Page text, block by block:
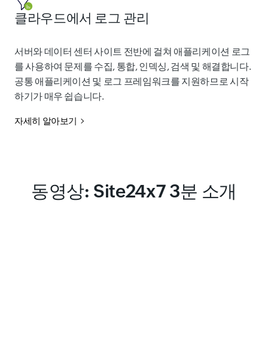
클라우드에서 로그 관리
서버와 데이터 센터 사이트 전반에 걸쳐 애플리케이션 로그
를 사용하여 문제를 수집, 통합, 인덱싱, 검색 및 해결합니다.
공통 애플리케이션 및 로그 프레임워크를 지원하므로 시작
하기가 매우 쉽습니다.
자세히 알아보기
동영상: Site24x7 3분 소개